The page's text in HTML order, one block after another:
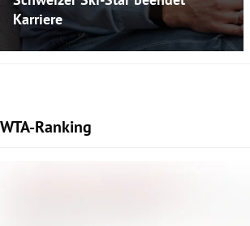
Karriere
WTA-Ranking